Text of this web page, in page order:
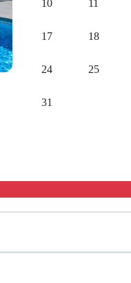
10 11
17 18
24 25
31